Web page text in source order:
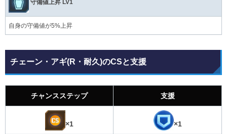
守備値上昇 LV1
自身の守備値が5%上昇
チェーン・アギ(R・耐久)のCSと支援
チャンスステップ 支援
×1 ×1